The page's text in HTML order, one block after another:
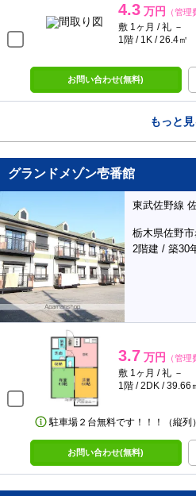
4.3 万円 （管理
敷 1ヶ月 / 礼 －
1階 / 1K / 26.4㎡
お問い合わせ(無料)
もっと
グランドメゾン壱番館
東武佐野線
栃木県佐野
2階建 / 築30
3.7 万円 （管理
敷 1ヶ月 / 礼 －
1階 / 2DK / 39.66
駐車場２台無料です！！！（縦列）
お問い合わせ(無料)